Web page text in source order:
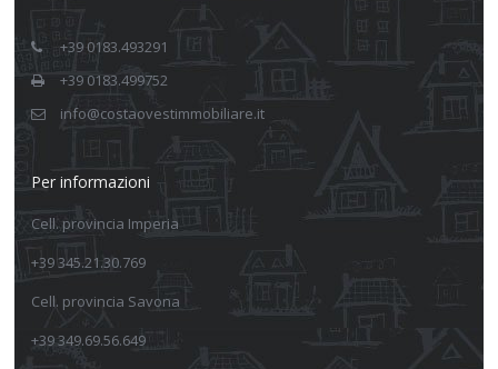
+39 0183.493291
+39 0183.499752
info@costaovestimmobiliare.it
Per informazioni
Cell. provincia Imperia
+39 345.21.30.769
Cell. provincia Savona
+39 349.69.56.649